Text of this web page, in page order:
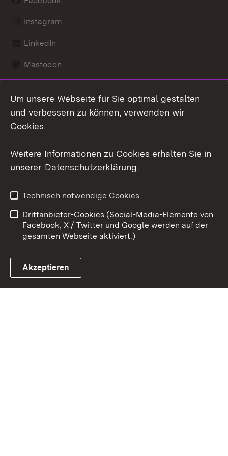
Instagram
LinkedIn
Mastodon
X / Twitter
Youtube
Link zum Landesportal
Kontakt
Datenschutz
Barrierefreiheit
Impressum Cookies
Um unsere Webseite für Sie optimal gestalten
und verbessern zu können, verwenden wir
Cookies.
Weitere Informationen zu Cookies erhalten Sie in
unserer Datenschutzerklärung.
Technisch notwendige Cookies
Drittanbieter-Cookies (Social-Media-Elemente von
Facebook, X / Twitter und Google werden auf der
gesamten Webseite aktiviert.)
Akzeptieren